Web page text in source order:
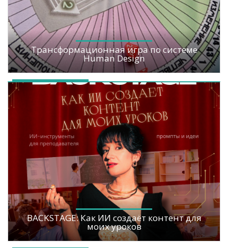
Трансформационная игра по системе
Human Design
BACKSTAGE: Как ИИ создаёт контент для
моих уроков